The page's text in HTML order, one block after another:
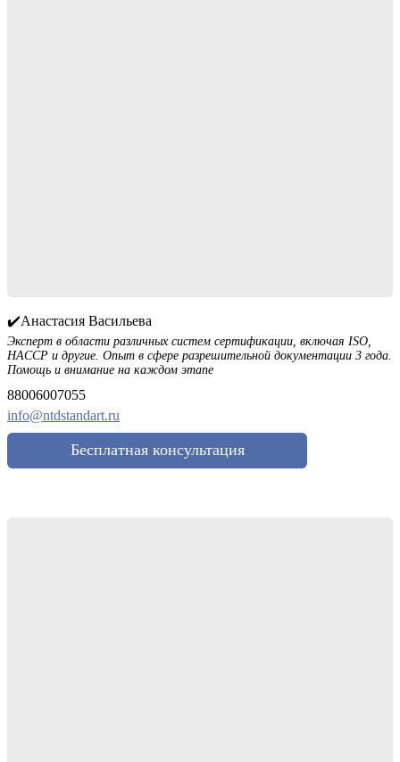
✔️Анастасия Васильева
Эксперт в области различных систем сертификации, включая ISO,
HACCP и другие. Опыт в сфере разрешительной документации 3 года.
Помощь и внимание на каждом этапе
88006007055
info@ntdstandart.ru
Бесплатная консультация